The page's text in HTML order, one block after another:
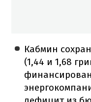
Кабмин
(1,44 и 1,68